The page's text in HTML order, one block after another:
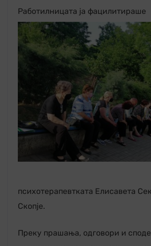
Работилницата ја фацилитираше
психотерапевтката Елисавета
Скопје.
Преку прашања, одговори и